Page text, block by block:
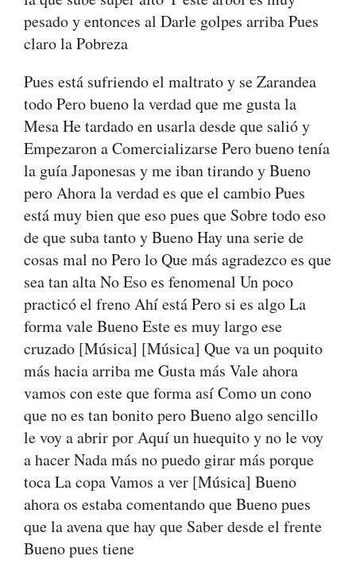
pesado y entonces al Darle golpes arriba Pues
claro la Pobreza
Pues está sufriendo el maltrato y se Zarandea
todo Pero bueno la verdad que me gusta la
Mesa He tardado en usarla desde que salió y
Empezaron a Comercializarse Pero bueno tenía
la guía Japonesas y me iban tirando y Bueno
pero Ahora la verdad es que el cambio Pues
está muy bien que eso pues que Sobre todo eso
de que suba tanto y Bueno Hay una serie de
cosas mal no Pero lo Que más agradezco es que
sea tan alta No Eso es fenomenal Un poco
practicó el freno Ahí está Pero si es algo La
forma vale Bueno Este es muy largo ese
cruzado [Música] [Música] Que va un poquito
más hacia arriba me Gusta más Vale ahora
vamos con este que forma así Como un cono
que no es tan bonito pero Bueno algo sencillo
le voy a abrir por Aquí un huequito y no le voy
a hacer Nada más no puedo girar más porque
toca La copa Vamos a ver [Música] Bueno
ahora os estaba comentando que Bueno pues
que la avena que hay que Saber desde el frente
Bueno pues tiene